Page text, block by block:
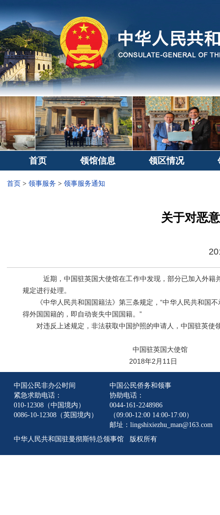
首页 领馆信息 领区情况
首页 > 领事服务 > 领事服务通知
关于对恶
近期，中国驻英国大使馆在工作中发现，部分已加入外
规定进行处理。
《中华人民共和国国籍法》第三条规定，“中华人民共和国
得外国国籍的，即自动丧失中国国籍。”
对违反上述规定，非法获取中国护照的申请人，中国驻英
中国驻英国大使馆
2018年2月11日
中国公民非办公时间
紧急求助电话：
010-12308（中国境内）
0086-10-12308（英国境内）
中国公民侨务和领事
协助电话：
0044-161-2248986
（09:00-12:00 14:00-17:00）
邮址：lingshixiezhu_man@163.com
中华人民共和国驻曼彻斯特总领事馆 版权所有